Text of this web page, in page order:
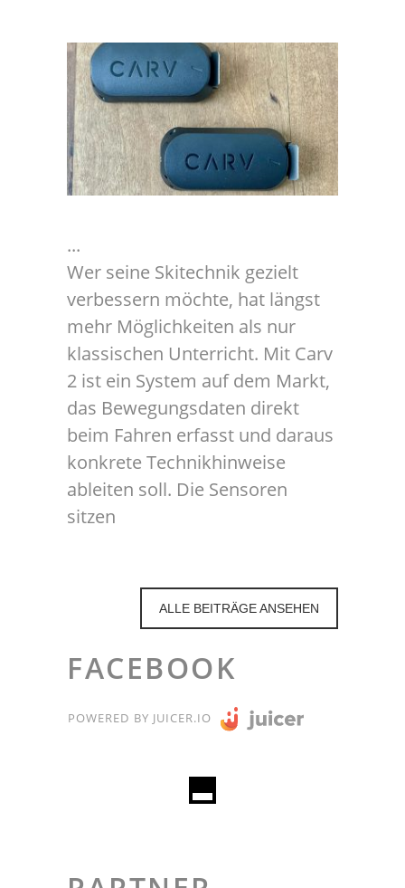
Wer seine Skitechnik gezielt
verbessern möchte, hat längst
mehr Möglichkeiten als nur
klassischen Unterricht. Mit Carv
2 ist ein System auf dem Markt,
das Bewegungsdaten direkt
beim Fahren erfasst und daraus
konkrete Technikhinweise
ableiten soll. Die Sensoren
sitzen
ALLE BEITRÄGE ANSEHEN
FACEBOOK
POWERED BY JUICER.IO